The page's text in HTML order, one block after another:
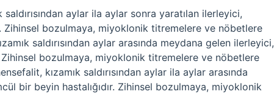
aylar ila aylar sonra yaratılan ilerleyici,
Zihinsel bozulmaya, miyoklonik titremelere ve nöbetlere
saldırısından aylar arasında meydana gelen ilerleyici,
Zihinsel bozulmaya, miyoklonik titremelere ve nöbetlere
kızamık saldırısından aylar ila aylar arasında
bir beyin hastalığıdır. Zihinsel bozulmaya, miyoklonik